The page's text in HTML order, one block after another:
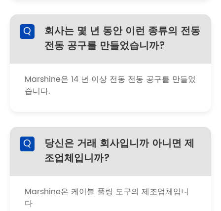
Q
회사는 몇 년 동안 이런 종류의 전동
전동 공구를 만들었습니까?
Marshine은 14 년 이상 전동 전동 공구를 만들었
습니다.
Q
당신은 거래 회사입니까 아니면 제
조업체입니까?
Marshine은 케이블 풀링 도구의 제조업체입니
다